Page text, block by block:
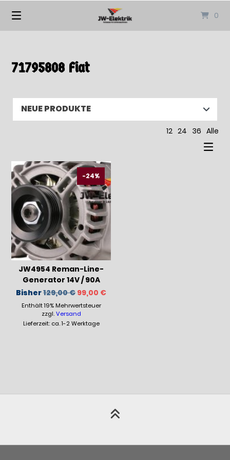
0
71795808 Fiat
12 24 36 Alle
-24%
JW4954 Reman-Line-
Generator 14V / 90A
Bisher129,00€Ursprünglicher
Preis
war:
129,00 €
99,00 €Aktueller
Enthält 19% Mehrwertsteuer
zzgl.Versand
Lieferzeit: ca. 1-2 Werktage